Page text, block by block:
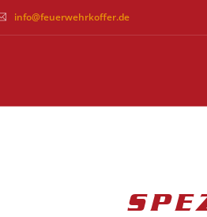
info@feuerwehrkoffer.de